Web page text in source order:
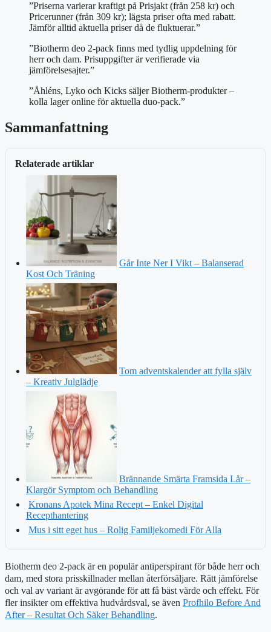
”Priserna varierar kraftigt på Prisjakt (från 258 kr) och
Pricerunner (från 309 kr); lägsta priser ofta med rabatt.
Jämför alltid aktuella priser då de fluktuerar.”
”Biotherm deo 2-pack finns med tydlig uppdelning för
herr och dam. Prisuppgifter är verifierade via
jämförelsesajter.”
”Åhléns, Lyko och Kicks säljer Biotherm-produkter –
kolla lager online för aktuella duo-pack.”
Sammanfattning
Relaterade artiklar
Går Inte Ner I Vikt – Balanserad
Kost Och Träning
Tom adventskalender att fylla själv
– Kreativ Julglädje
Brännande Smärta Framsida Lår –
Klargör Symptom och Behandling
Kronans Apotek Mina Recept – Enkel Digital
Recepthantering
Mus i sitt eget hus – Rolig Familjekomedi För Alla
Biotherm deo 2-pack är en populär antiperspirant för både herr och
dam, med stora prisskillnader mellan återförsäljare. Rätt jämförelse
och val av variant är avgörande för att få bäst värde och effekt. För
fler insikter om effektiva hudvårdsval, se även Profhilo Before And
After – Resultat Och Säker Behandling.